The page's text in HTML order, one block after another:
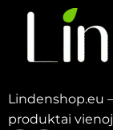
Lindenshop.eu
produktai